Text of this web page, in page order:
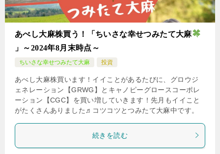
あべし大麻株買う！「ちいさな幸せつみたて大麻
」～2024年8月末時点～
ちいさな幸せつみたて大麻 投資
あべし大麻株買います！イイことがあるたびに、グロウジ
ェネレーション【GRWG】とキャノピーグロースコーポレ
ーション【CGC】を買い増していきます！先月もイイこと
がたくさんありました♬コツコツとつみたて大麻中です。
続きを読む